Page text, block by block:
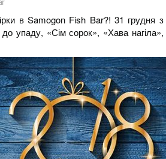
в Samogon Fish Bar?! 31 грудня з
упаду, «Сім сорок», «Хава нагіла»,